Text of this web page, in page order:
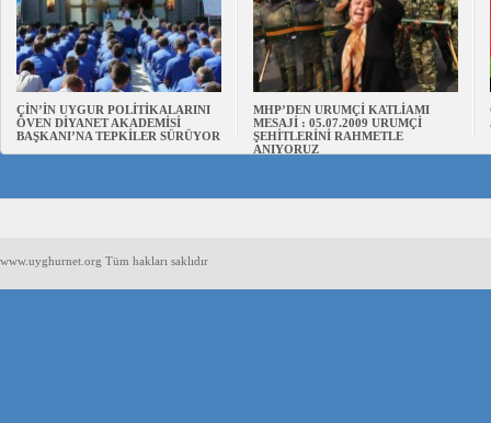
ÇİN’İN UYGUR POLİTİKALARINI
ÖVEN DİYANET AKADEMİSİ
BAŞKANI’NA TEPKİLER SÜRÜYOR
MHP’DEN URUMÇİ KATLİAMI
MESAJİ : 05.07.2009 URUMÇİ
ŞEHİTLERİNİ RAHMETLE
ANIYORUZ
www.uyghurnet.org Tüm hakları saklıdır